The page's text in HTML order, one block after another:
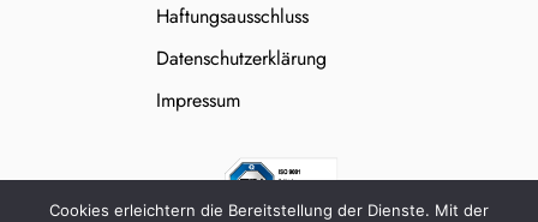
Haftungsausschluss
Datenschutzerklärung
Impressum
Cookies erleichtern die Bereitstellung der Dienste. Mit der